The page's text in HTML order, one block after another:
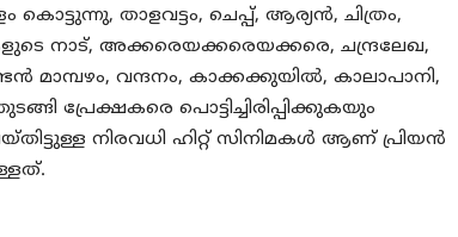
കൊട്ടുന്നു, താളവട്ടം, ചെപ്പ്, ആര്യൻ, ചിത്രം,
നാട്, അക്കരെയക്കരെയക്കരെ, ചന്ദ്രലേഖ,
മാമ്പഴം, വന്ദനം, കാക്കക്കുയിൽ, കാലാപാനി,
പ്രേക്ഷകരെ പൊട്ടിച്ചിരിപ്പിക്കുകയും
നിരവധി ഹിറ്റ് സിനിമകൾ ആണ് പ്രിയൻ